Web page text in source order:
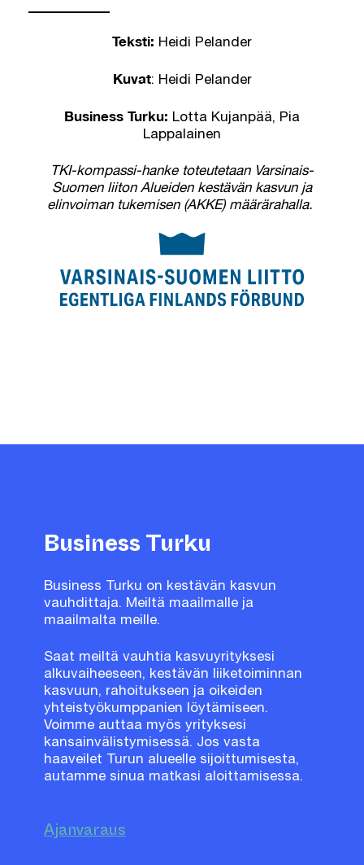
Teksti: Heidi Pelander
Kuvat: Heidi Pelander
Business Turku: Lotta Kujanpää, Pia
Lappalainen
TKI-kompassi-hanke toteutetaan Varsinais-
Suomen liiton Alueiden kestävän kasvun ja
elinvoiman tukemisen (AKKE) määrärahalla.
Business Turku
Business Turku on kestävän kasvun
vauhdittaja. Meiltä maailmalle ja
maailmalta meille.
Saat meiltä vauhtia kasvuyrityksesi
alkuvaiheeseen, kestävän liiketoiminnan
kasvuun, rahoitukseen ja oikeiden
yhteistyökumppanien löytämiseen.
Voimme auttaa myös yrityksesi
kansainvälistymisessä. Jos vasta
haaveilet Turun alueelle sijoittumisesta,
autamme sinua matkasi aloittamisessa.
Ajanvaraus